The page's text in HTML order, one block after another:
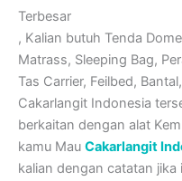
Terbesar
, Kalian butuh Tenda
Matrass, Sleeping Bag,
Tas Carrier, Feilbed,
Cakarlangit Indonesia
berkaitan dengan alat
kamu Mau Cakarlangit
kalian dengan catatan